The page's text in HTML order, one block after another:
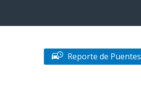
Reporte de Puentes